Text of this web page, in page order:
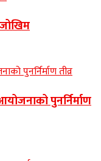
पुनर्निर्माण